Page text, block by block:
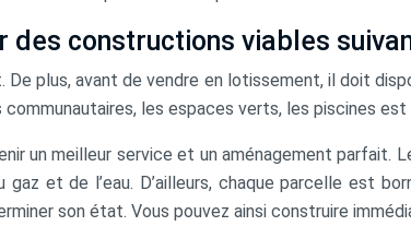
constructions viables
plus, avant de vendre en lotissement, il doit
les espaces verts, les piscines est
un meilleur service et un aménagement
et de l’eau. D’ailleurs, chaque parcelle est
son état. Vous pouvez ainsi construire